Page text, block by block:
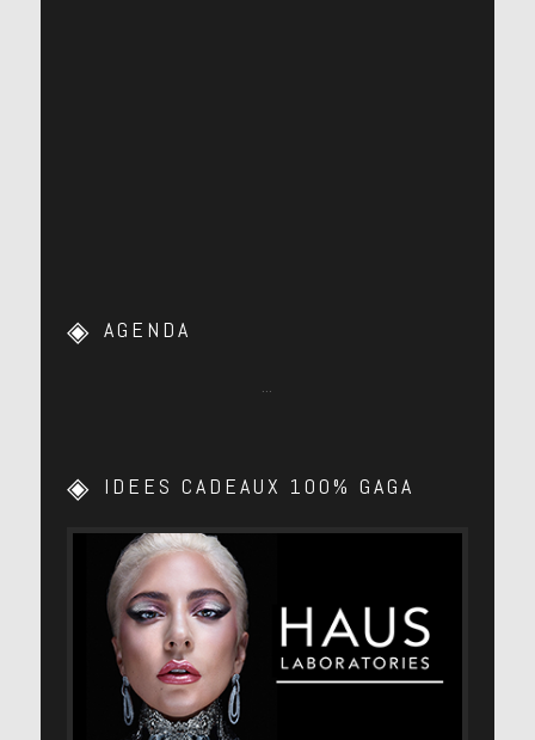
AGENDA
IDEES CADEAUX 100% GAGA